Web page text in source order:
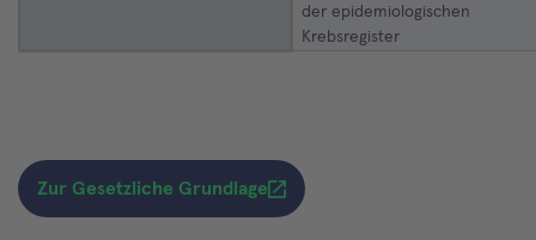
der epidemiologischen
Krebsregister
Zur Gesetzliche Grundlage